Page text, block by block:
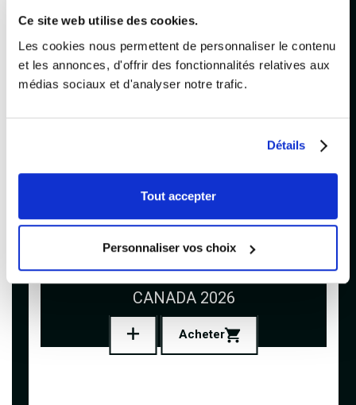
Ce site web utilise des cookies.
Les cookies nous permettent de personnaliser le contenu
et les annonces, d'offrir des fonctionnalités relatives aux
médias sociaux et d'analyser notre trafic.
Détails
Tout accepter
Personnaliser vos choix
22 septembre 2026
THE WHITE BUFFALO
CANADA 2026
Acheter